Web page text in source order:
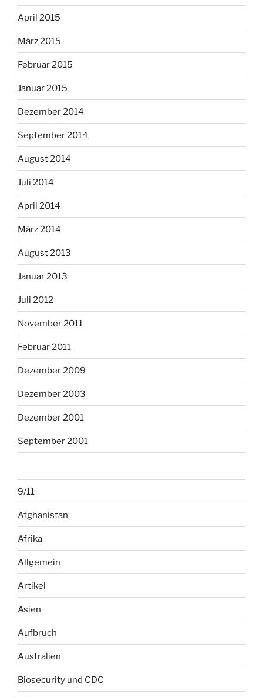
April 2015
März 2015
Februar 2015
Januar 2015
Dezember 2014
September 2014
August 2014
Juli 2014
April 2014
März 2014
August 2013
Januar 2013
Juli 2012
November 2011
Februar 2011
Dezember 2009
Dezember 2003
Dezember 2001
September 2001
9/11
Afghanistan
Afrika
Allgemein
Artikel
Asien
Aufbruch
Australien
Biosecurity und CDC